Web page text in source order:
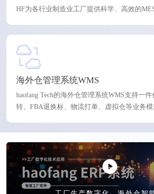
HF为各行业制造业工厂提供科学、高效的
海外仓管理系统WMS
haofang Tech的海外仓管理系统WMS支持一
转、FBA退换标、物流打单、虚拟仓等业务模